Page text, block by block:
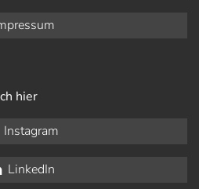
hier
Instagram
LinkedIn